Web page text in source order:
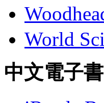
World
中文電子書